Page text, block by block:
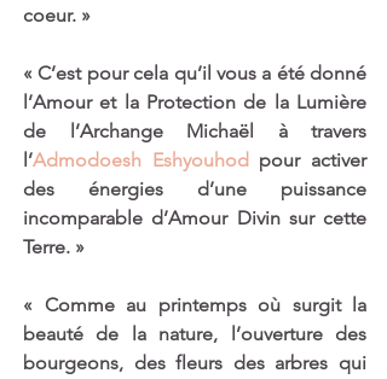
coeur. »
« C’est pour cela qu’il vous a été donné
l’Amour et la Protection de la Lumière
de l’Archange Michaël à travers
l’Admodoesh Eshyouhod pour activer
des énergies d’une puissance
incomparable d’Amour Divin sur cette
Terre. »
« Comme au printemps où surgit la
beauté de la nature, l’ouverture des
bourgeons, des fleurs des arbres qui